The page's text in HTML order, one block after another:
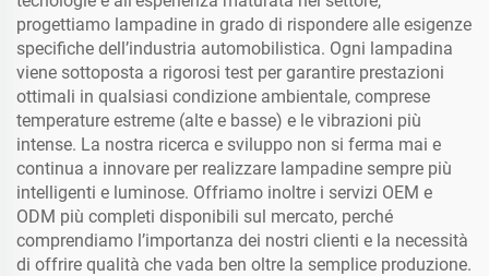
progettiamo lampadine in grado di rispondere alle esigenze
specifiche dell’industria automobilistica. Ogni lampadina
viene sottoposta a rigorosi test per garantire prestazioni
ottimali in qualsiasi condizione ambientale, comprese
temperature estreme (alte e basse) e le vibrazioni più
intense. La nostra ricerca e sviluppo non si ferma mai e
continua a innovare per realizzare lampadine sempre più
intelligenti e luminose. Offriamo inoltre i servizi OEM e
ODM più completi disponibili sul mercato, perché
comprendiamo l’importanza dei nostri clienti e la necessità
di offrire qualità che vada ben oltre la semplice produzione.